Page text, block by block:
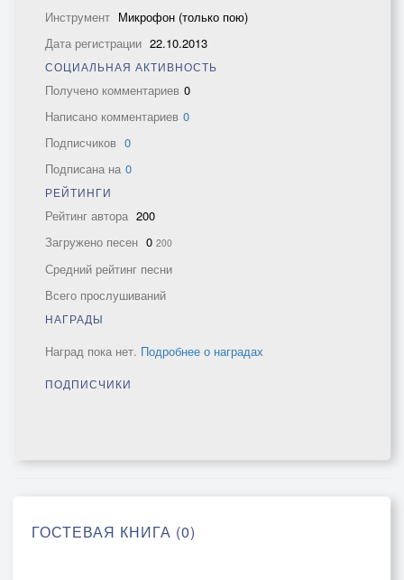
Инструмент Микрофон (только пою)
Дата регистрации 22.10.2013
СОЦИАЛЬНАЯ АКТИВНОСТЬ
Получено комментариев 0
Написано комментариев 0
Подписчиков 0
Подписана на 0
РЕЙТИНГИ
Рейтинг автора 200
Загружено песен 0 200
Средний рейтинг песни
Всего прослушиваний
НАГРАДЫ
Наград пока нет. Подробнее о наградах
ПОДПИСЧИКИ
ГОСТЕВАЯ КНИГА (0)